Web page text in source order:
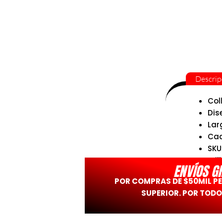
ENVÍOS
POR COMPRAS DE $50MIL
SUPERIOR. POR